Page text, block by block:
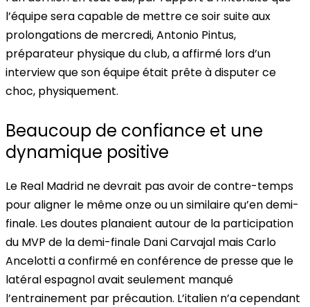
l’équipe sera capable de mettre ce soir suite aux
prolongations de mercredi, Antonio Pintus,
préparateur physique du club, a affirmé lors d’un
interview queson équipe était prête à disputer ce
choc, physiquement.
Beaucoup de confiance et une
dynamique positive
Le Real Madrid ne devrait pas avoir de contre-temps
pour aligner le même onze ou un similaire qu’en demi-
finale. Les doutes planaient autour de la participation
du MVP de la demi-finale Dani Carvajal mais Carlo
Ancelotti a confirmé en conférence de presse que le
latéral espagnol avait seulement manqué
l’entrainement par précaution. L’italien n’a cependant